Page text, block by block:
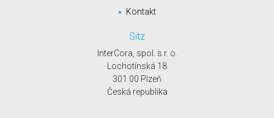
Kontakt
Sitz
InterCora, spol. s r. o.
Lochotínská 18
301 00 Plzeň
Česká republika